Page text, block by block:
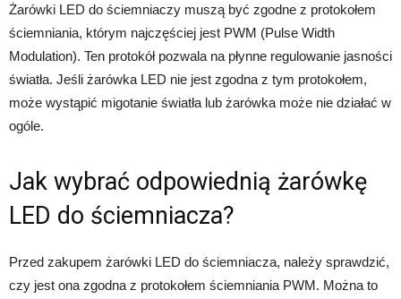
Żarówki LED do ściemniaczy muszą być zgodne z protokołem
ściemniania, którym najczęściej jest PWM (Pulse Width
Modulation). Ten protokół pozwala na płynne regulowanie jasności
światła. Jeśli żarówka LED nie jest zgodna z tym protokołem,
może wystąpić migotanie światła lub żarówka może nie działać w
ogóle.
Jak wybrać odpowiednią żarówkę
LED do ściemniacza?
Przed zakupem żarówki LED do ściemniacza, należy sprawdzić,
czy jest ona zgodna z protokołem ściemniania PWM. Można to